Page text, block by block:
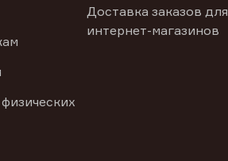
Доставка заказов для
интернет-магазинов